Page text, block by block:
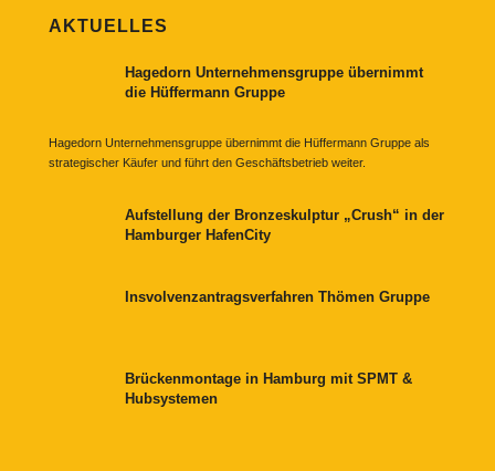
AKTUELLES
Hagedorn Unternehmensgruppe übernimmt
die Hüffermann Gruppe
Hagedorn Unternehmensgruppe übernimmt die Hüffermann Gruppe als
strategischer Käufer und führt den Geschäftsbetrieb weiter.
Aufstellung der Bronzeskulptur „Crush“ in der
Hamburger HafenCity
Insvolvenzantragsverfahren Thömen Gruppe
Brückenmontage in Hamburg mit SPMT &
Hubsystemen